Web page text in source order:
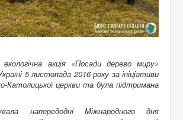
акція «Посади дерево миру»
5 листопада 2016 року за ініціативи
Католицької церкви та була підтримана
напередодні Міжнародного дня